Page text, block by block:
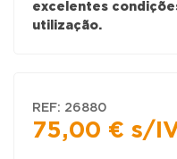
excelentes
utilização.
REF: 26880
75,00 € s/